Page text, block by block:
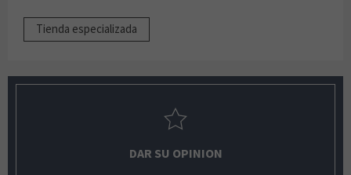
Tienda especializada
DAR SU OPINION